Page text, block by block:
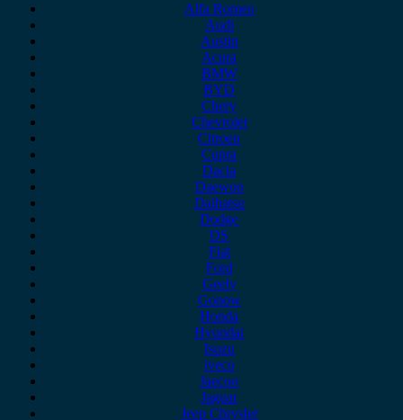
Alfa Romeo
Audi
Austin
Acura
BMW
BYD
Chery
Chevrolet
Citroen
Cupra
Dacia
Daewoo
Daihatsu
Dodge
DS
Fiat
Ford
Geely
Gonow
Honda
Hyundai
Isuzu
iveco
Jaecoo
Jaguar
Jeep Chrysler